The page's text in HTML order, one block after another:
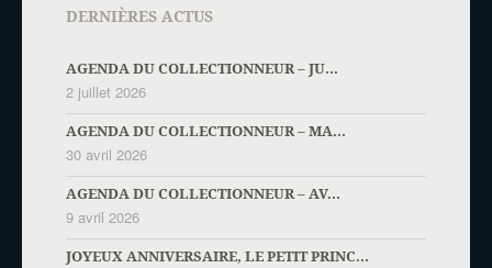
DERNIÈRES ACTUS
AGENDA DU COLLECTIONNEUR – JU...
2 juillet 2026
AGENDA DU COLLECTIONNEUR – MA...
30 avril 2026
AGENDA DU COLLECTIONNEUR – AV...
9 avril 2026
JOYEUX ANNIVERSAIRE, LE PETIT PRINC...